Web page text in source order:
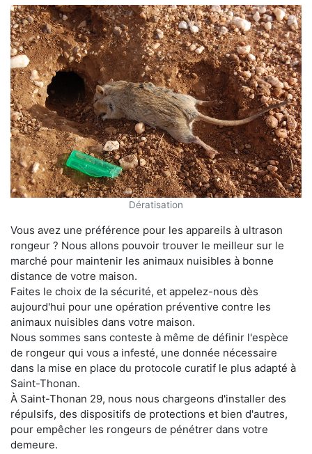
Dératisation
Vous avez une préférence pour les appareils à ultrason
rongeur ? Nous allons pouvoir trouver le meilleur sur le
marché pour maintenir les animaux nuisibles à bonne
distance de votre maison.
Faites le choix de la sécurité, et appelez-nous dès
aujourd'hui pour une opération préventive contre les
animaux nuisibles dans votre maison.
Nous sommes sans conteste à même de définir l'espèce
de rongeur qui vous a infesté, une donnée nécessaire
dans la mise en place du protocole curatif le plus adapté à
Saint-Thonan.
À Saint-Thonan 29, nous nous chargeons d'installer des
répulsifs, des dispositifs de protections et bien d'autres,
pour empêcher les rongeurs de pénétrer dans votre
demeure.